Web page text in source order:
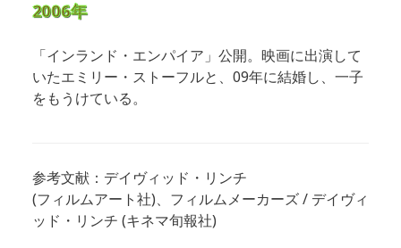
2006年
「インランド・エンパイア」公開。映画に出演して
いたエミリー・ストーフルと、09年に結婚し、一子
をもうけている。
参考文献：デイヴィッド・リンチ
(フィルムアート社)、フィルムメーカーズ / デイヴィ
ッド・リンチ (キネマ旬報社)